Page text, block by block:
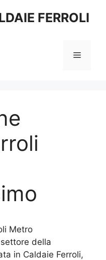
FERROLI
Menu
Metro
della
in Caldaie Ferroli,